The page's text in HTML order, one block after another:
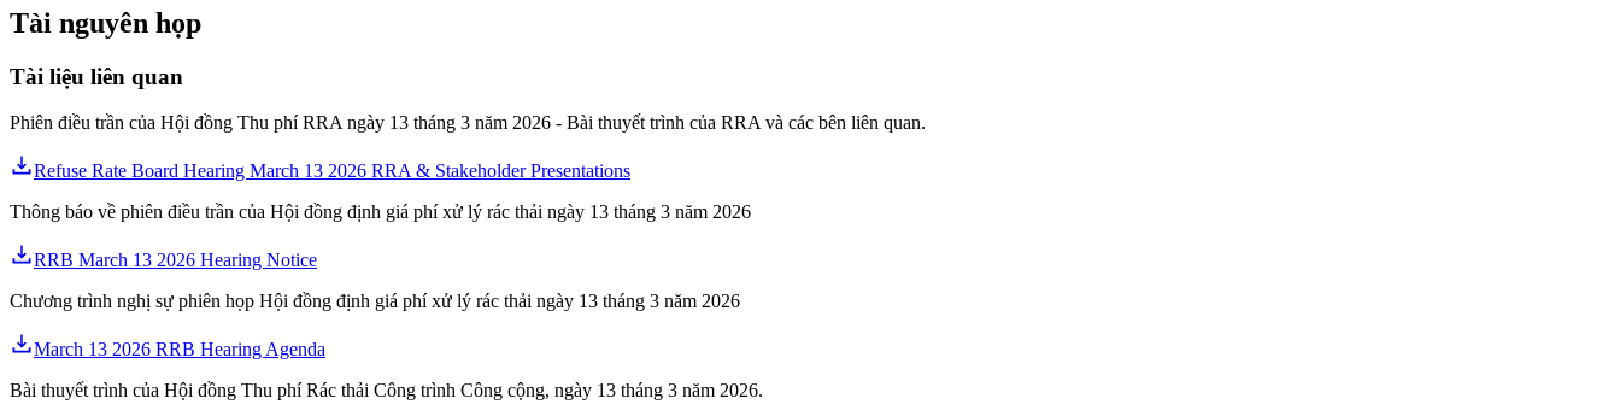
Tài nguyên họp
Tài liệu liên quan
Phiên điều trần của Hội đồng Thu phí RRA ngày 13 tháng 3 năm 2026 - Bài thuyết trình của RRA và các bên liên quan.
Refuse Rate Board Hearing March 13 2026 RRA & Stakeholder Presentations
Thông báo về phiên điều trần của Hội đồng định giá phí xử lý rác thải ngày 13 tháng 3 năm 2026
RRB March 13 2026 Hearing Notice
Chương trình nghị sự phiên họp Hội đồng định giá phí xử lý rác thải ngày 13 tháng 3 năm 2026
March 13 2026 RRB Hearing Agenda
Bài thuyết trình của Hội đồng Thu phí Rác thải Công trình Công cộng, ngày 13 tháng 3 năm 2026.